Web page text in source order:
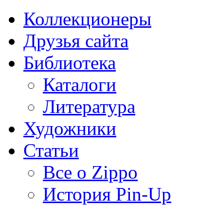
Коллекционеры
Друзья сайта
Библиотека
Каталоги
Литература
Художники
Статьи
Все о Zippo
История Pin-Up